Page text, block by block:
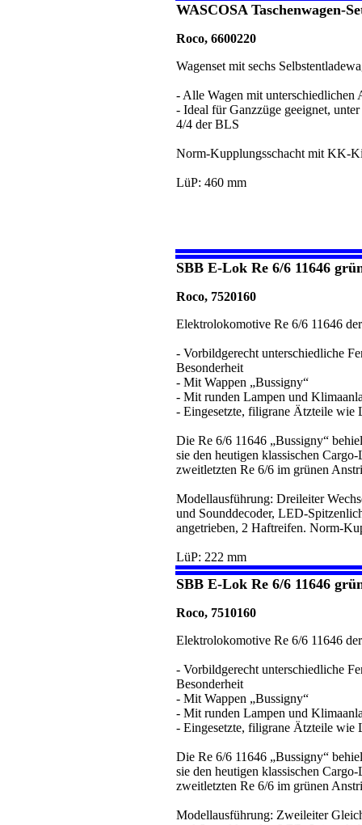
WASCOSA Taschenwagen-
Roco, 6600220
Wagenset mit sechs
- Alle Wagen mit unterschiedlichen
- Ideal für Ganzzüge geeignet,
4/4 der BLS
Norm-Kupplungsschacht mit KK-
LüP: 460 mm
SBB E-Lok Re 6/6 11646
Roco, 7520160
Elektrolokomotive Re 6/6 11646
- Vorbildgerecht unterschiedliche
Besonderheit
- Mit Wappen „Bussigny“
- Mit runden Lampen und
- Eingesetzte, filigrane Ätzteile wie
Die Re 6/6 11646 „Bussigny“
sie den heutigen klassischen
zweitletzten Re 6/6 im grünen
Modellausführung: Dreileiter
und Sounddecoder, LED-
angetrieben, 2 Haftreifen. Norm-
LüP: 222 mm
SBB E-Lok Re 6/6 11646
Roco, 7510160
Elektrolokomotive Re 6/6 11646
- Vorbildgerecht unterschiedliche
Besonderheit
- Mit Wappen „Bussigny“
- Mit runden Lampen und
- Eingesetzte, filigrane Ätzteile wie
Die Re 6/6 11646 „Bussigny“
sie den heutigen klassischen
zweitletzten Re 6/6 im grünen
Modellausführung: Zweileiter